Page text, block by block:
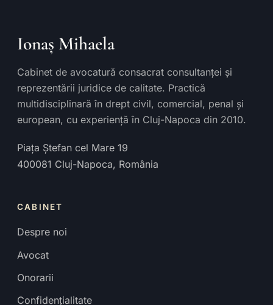
Ionaș Mihaela
Cabinet de avocatură consacrat consultanței și
reprezentării juridice de calitate. Practică
multidisciplinară în drept civil, comercial, penal și
european, cu experiență în Cluj-Napoca din 2010.
Piața Ștefan cel Mare 19
400081 Cluj-Napoca, România
CABINET
Despre noi
Avocat
Onorarii
Confidențialitate